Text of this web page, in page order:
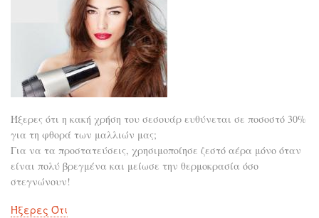
Ήξερες ότι η κακή χρήση του σεσουάρ ευθύνεται σε ποσοστό 30%
για τη φθορά των μαλλιών μας;
Για να τα προστατεύσεις, χρησιμοποίησε ζεστό αέρα μόνο όταν
είναι πολύ βρεγμένα και μείωσε την θερμοκρασία όσο
στεγνώνουν!
Ήξερες Ότι